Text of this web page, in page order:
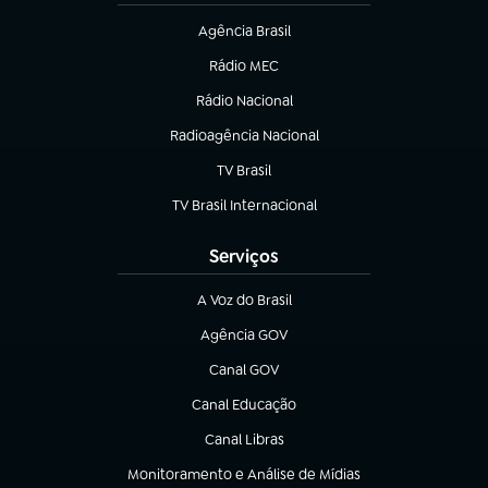
Agência Brasil
(abre em nova aba)
Rádio MEC
Rádio Nacional
(abre em nova aba)
Radioagência Nacional
(abre em nova aba)
TV Brasil
(abre em nova aba)
TV Brasil Internacional
(abre em nova aba)
Serviços
A Voz do Brasil
(abre em nova aba)
Agência GOV
(abre em nova aba)
Canal GOV
(abre em nova aba)
Canal Educação
(abre em nova aba)
Canal Libras
(abre em nova aba)
Monitoramento e Análise de Mídias
(abre em nova aba)